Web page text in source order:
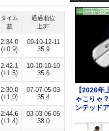
タイム
差
通過順位
上3F
2:34.0
(+0.9)
09-10-12-11
35.9
2:42.1
(+1.5)
10-10-10-10
35.6
2:30.0
(+1.0)
07-07-05-03
35.4
2:44.6
(+1.4)
03-03-06-05
38.0
【2026年
ゃこりゃ
ンテッド